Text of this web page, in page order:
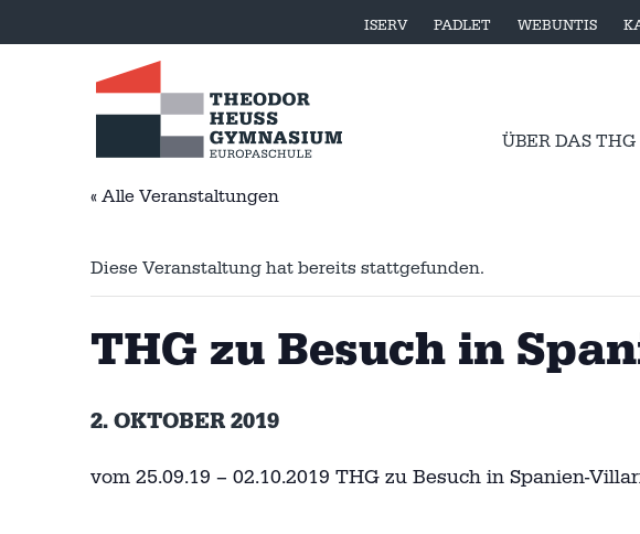
ISERV PADLET WEBUNTIS
ÜBER DAS THG
« Alle Veranstaltungen
Diese Veranstaltung hat bereits stattgefunden.
THG zu Besuch in
2. OKTOBER 2019
vom 25.09.19 – 02.10.2019 THG zu Besuch in Spanien-